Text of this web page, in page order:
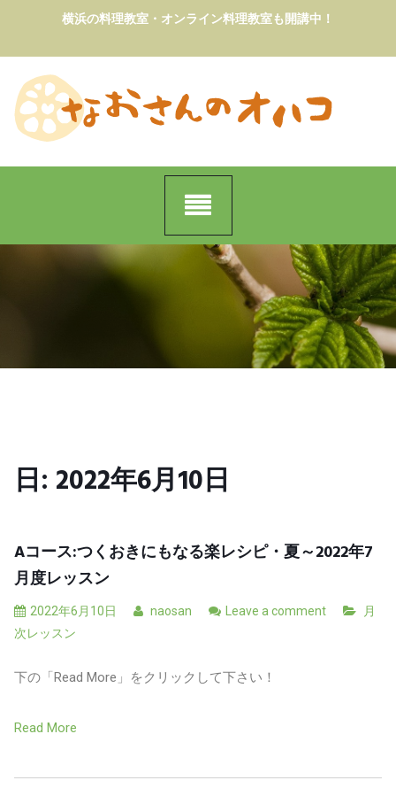
content
横浜の料理教室・オンライン料理教室も開講中！
日: 2022年6月10日
Aコース:つくおきにもなる楽レシピ・夏～2022年7
月度レッスン
2022年6月10日 naosan Leave a comment
月
次レッスン
下の「Read More」をクリックして下さい！
Read More